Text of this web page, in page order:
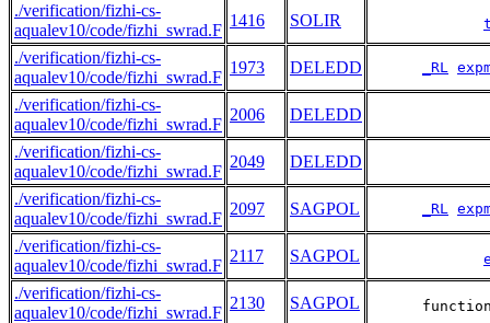
./verification/fizhi-cs-
aqualev10/code/fizhi_swrad.F
1416 SOLIR
./verification/fizhi-cs-
aqualev10/code/fizhi_swrad.F
1973 DELEDD _RL
./verification/fizhi-cs-
aqualev10/code/fizhi_swrad.F
2006
DELEDD
./verification/fizhi-cs-
aqualev10/code/fizhi_swrad.F
2049
DELEDD
./verification/fizhi-cs-
aqualev10/code/fizhi_swrad.F
2097 SAGPOL _RL
./verification/fizhi-cs-
aqualev10/code/fizhi_swrad.F
2117 SAGPOL
./verification/fizhi-cs-
aqualev10/code/fizhi_swrad.F
2130 SAGPOL